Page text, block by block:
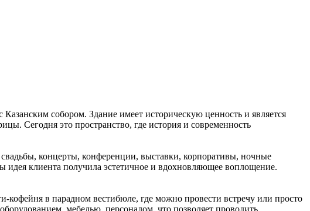
собором. Здание имеет историческую ценность и является
Сегодня это пространство, где история и современность
концерты, конференции, выставки, корпоративы, ночные
клиента получила эстетичное и вдохновляющее воплощение.
в парадном вестибюле, где можно провести встречу или просто
мебелью, персоналом, что позволяет проводить